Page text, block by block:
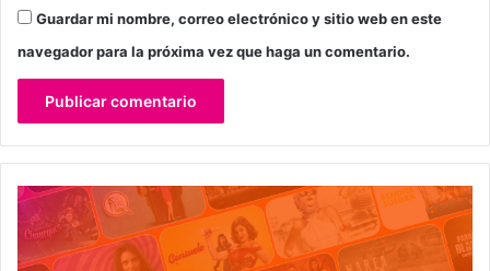
Guardar mi nombre, correo electrónico y sitio web en este
navegador para la próxima vez que haga un comentario.